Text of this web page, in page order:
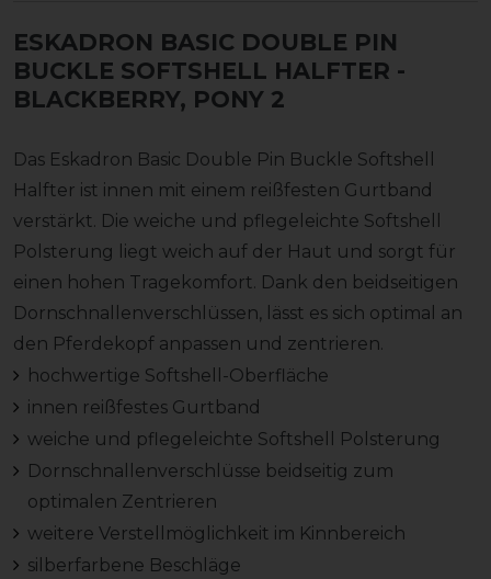
ESKADRON BASIC DOUBLE PIN
BUCKLE SOFTSHELL HALFTER -
BLACKBERRY, PONY 2
Das Eskadron Basic Double Pin Buckle Softshell
Halfter ist innen mit einem reißfesten Gurtband
verstärkt. Die weiche und pflegeleichte Softshell
Polsterung liegt weich auf der Haut und sorgt für
einen hohen Tragekomfort. Dank den beidseitigen
Dornschnallenverschlüssen, lässt es sich optimal an
den Pferdekopf anpassen und zentrieren.
hochwertige Softshell-Oberfläche
innen reißfestes Gurtband
weiche und pflegeleichte Softshell Polsterung
Dornschnallenverschlüsse beidseitig zum
optimalen Zentrieren
weitere Verstellmöglichkeit im Kinnbereich
silberfarbene Beschläge